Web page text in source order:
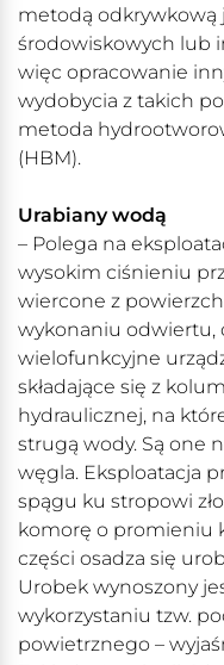
metodą odkrywkową
środowiskowych lub
więc opracowanie
wydobycia z takich
metoda
(HBM).
Urabiany wodą
– Polega na
wysokim ciśnieniu
wiercone z
wykonaniu odwiertu,
wielofunkcyjne
składające się z
hydraulicznej, na
strugą wody. Są one
węgla. Eksploatacja
spągu ku stropowi
komorę o promieniu
części osadza się
Urobek wynoszony
wykorzystaniu tzw.
powietrznego –